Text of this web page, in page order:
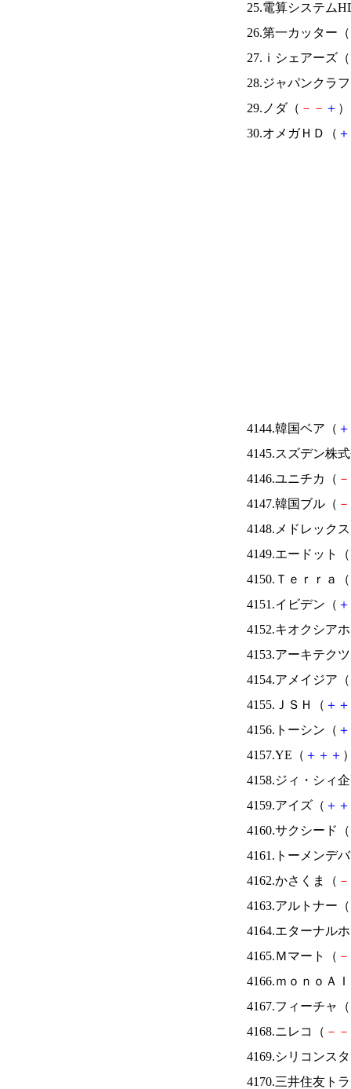
25.電算システム
26.第一カッター（
27.ｉシェアーズ（
28.ジャパンクラ
29.ノダ（ － － ＋
30.オメガＨＤ（ ＋
4144.韓国ベア（ ＋
4145.スズデン株
4146.ユニチカ（ －
4147.韓国ブル（ －
4148.メドレック
4149.エードット（
4150.Ｔｅｒｒａ（
4151.イビデン（ ＋
4152.キオクシア
4153.アーキテク
4154.アメイジア（
4155.ＪＳＨ（ ＋ ＋
4156.トーシン（ ＋
4157.YE（ ＋ ＋ ＋
4158.ジィ・シィ
4159.アイズ（ ＋ ＋
4160.サクシード（
4161.トーメンデ
4162.かさくま（ －
4163.アルトナー（
4164.エターナル
4165.Ｍマート（ －
4166.ｍｏｎｏＡ
4167.フィーチャ（
4168.ニレコ（ － －
4169.シリコンス
4170.三井住友ト